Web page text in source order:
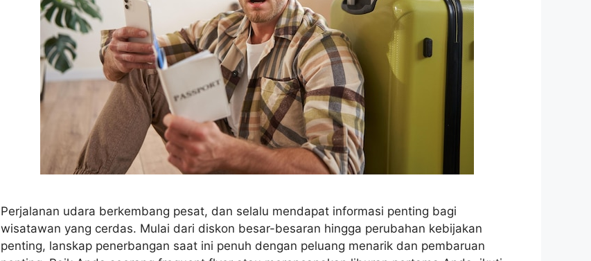
Perjalanan udara berkembang pesat, dan selalu mendapat informasi penting bagi
wisatawan yang cerdas. Mulai dari diskon besar-besaran hingga perubahan kebijakan
penting, lanskap penerbangan saat ini penuh dengan peluang menarik dan pembaruan